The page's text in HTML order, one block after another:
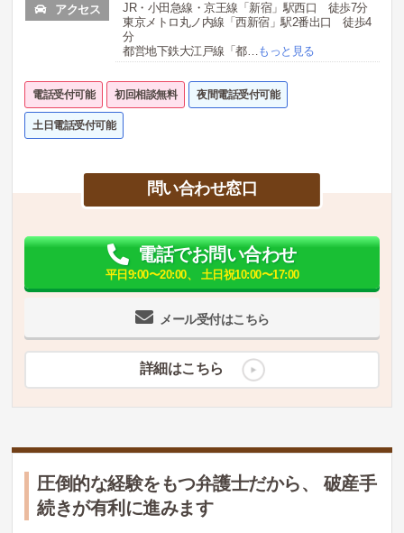
アクセス
JR・小田急線・京王線「新宿」駅西口 徒歩7分
東京メトロ丸ノ内線「西新宿」駅2番出口 徒歩4
分
都営地下鉄大江戸線「都…もっと見る
電話受付可能 初回相談無料 夜間電話受付可能
土日電話受付可能
問い合わせ窓口
メール受付はこちら
電話でお問い合わせ
平日9:00〜20:00、 土日祝10:00〜17:00
詳細はこちら
圧倒的な経験をもつ弁護士だから、 破産手
続きが有利に進みます